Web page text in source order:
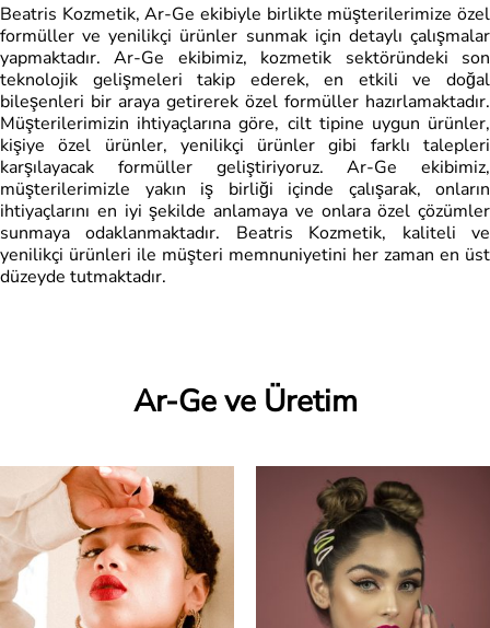
Beatris Kozmetik, Ar-Ge ekibiyle birlikte müşterilerimize özel
formüller ve yenilikçi ürünler sunmak için detaylı çalışmalar
yapmaktadır. Ar-Ge ekibimiz, kozmetik sektöründeki son
teknolojik gelişmeleri takip ederek, en etkili ve doğal
bileşenleri bir araya getirerek özel formüller hazırlamaktadır.
Müşterilerimizin ihtiyaçlarına göre, cilt tipine uygun ürünler,
kişiye özel ürünler, yenilikçi ürünler gibi farklı talepleri
karşılayacak formüller geliştiriyoruz. Ar-Ge ekibimiz,
müşterilerimizle yakın iş birliği içinde çalışarak, onların
ihtiyaçlarını en iyi şekilde anlamaya ve onlara özel çözümler
sunmaya odaklanmaktadır. Beatris Kozmetik, kaliteli ve
yenilikçi ürünleri ile müşteri memnuniyetini her zaman en üst
düzeyde tutmaktadır.
Ar-Ge ve Üretim